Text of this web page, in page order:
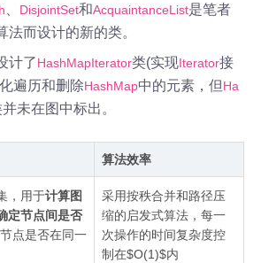
DisjointSet和AcquaintanceList是笔者
法而设计的新的类。
计了HashMapIterator类(实现Iterator接
遍历和删除HashMap中的元素，但Ha
未在图中标出。
算法效率
，用于计算图
定节点间是否
点是否在同一
采用按秩合并和路径压
缩的启发式算法，每一
次操作的时间复杂度控
制在$O(1)$内